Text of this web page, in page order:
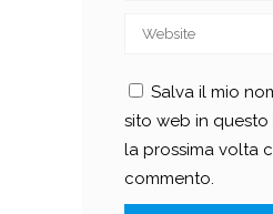
Salva il mio
sito web in
la prossima volta
commento.